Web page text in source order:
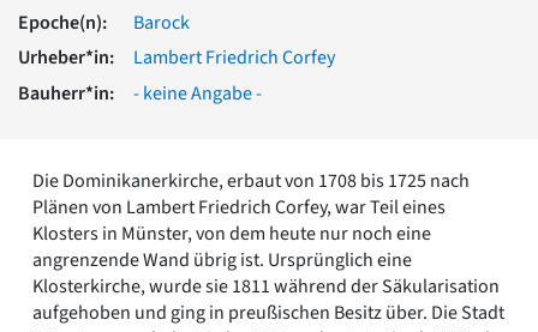
Romanik
Vorromanik
Römische Antike
Über uns
Fachbeirat
Freunde & Förderer
Kontakt
Impressum
Datenschutz
Suchbegriff eingeben
Epoche(n):
Barock
Urheber*in:
Lambert Friedrich Corfey
Bauherr*in:
- keine Angabe -
Die Dominikanerkirche, erbaut von 1708 bis 1725 nach
Plänen von Lambert Friedrich Corfey, war Teil eines
Klosters in Münster, von dem heute nur noch eine
angrenzende Wand übrig ist. Ursprünglich eine
Klosterkirche, wurde sie 1811 während der Säkularisation
aufgehoben und ging in preußischen Besitz über. Die Stadt